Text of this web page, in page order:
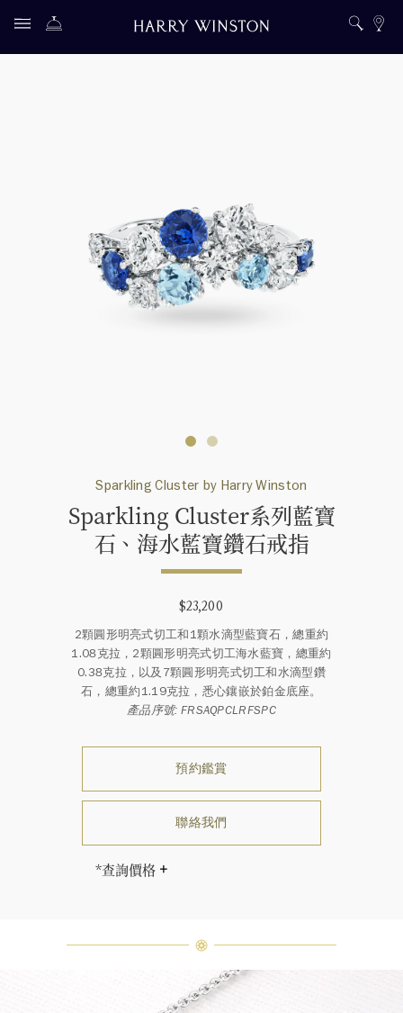
Sparkling Cluster by Harry Winston
Sparkling Cluster系列藍寶
石、海水藍寶鑽石戒指
$23,200
2顆圓形明亮式切工和1顆水滴型藍寶石，總重約
1.08克拉，2顆圓形明亮式切工海水藍寶，總重約
0.38克拉，以及7顆圓形明亮式切工和水滴型鑽
石，總重約1.19克拉，悉心鑲嵌於鉑金底座。
產品序號: FRSAQPCLRFSPC
預約鑑賞
聯絡我們
*查詢價格
石皆與眾不同而採用獨特鑲嵌方式，
重量和寶石的等級亦不盡相同。如有
疑問，敬請諮詢客戶服務。